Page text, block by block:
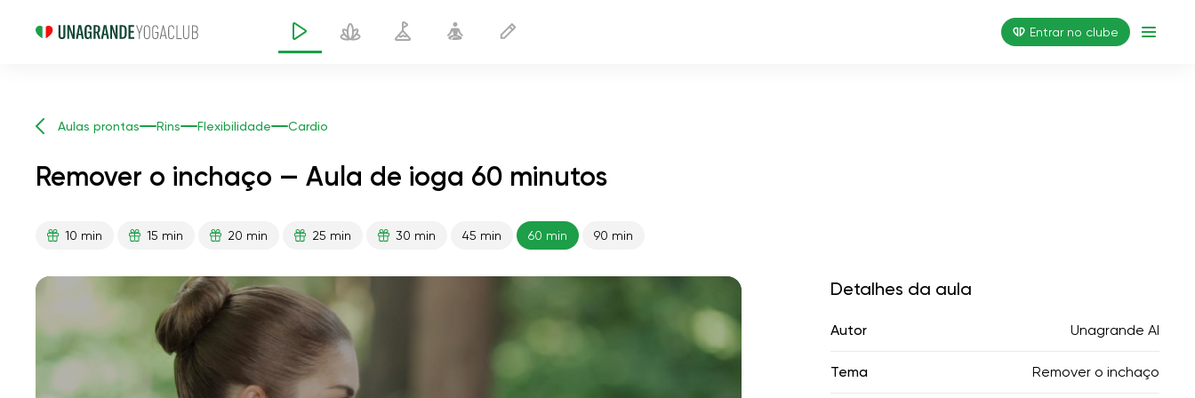
Entrar no clube
Aulas prontas Rins Flexibilidade Cardio
Remover o inchaço — Aula de ioga 60 minutos
10 min 15 min 20 min 25 min 30 min 45 min 60 min 90 min
Detalhes da aula
Autor Unagrande AI
Tema Remover o inchaço